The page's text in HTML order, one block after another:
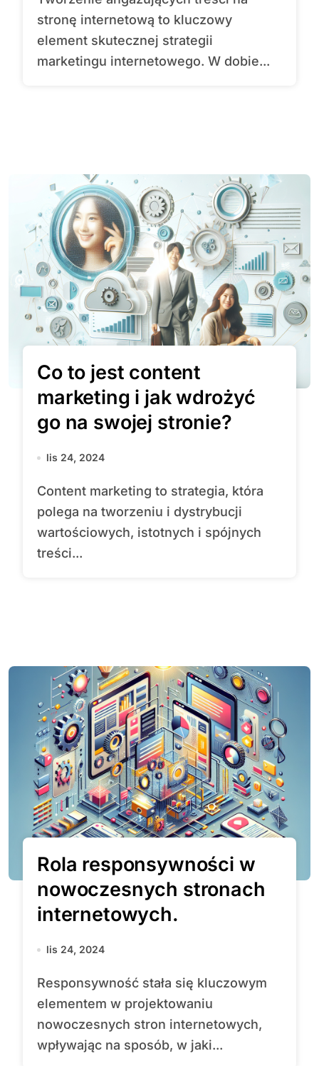
stronę internetową to kluczowy
element skutecznej strategii
marketingu internetowego. W dobie...
Co to jest content
marketing i jak wdrożyć
go na swojej stronie?
lis 24, 2024
Content marketing to strategia, która
polega na tworzeniu i dystrybucji
wartościowych, istotnych i spójnych
treści...
Rola responsywności w
nowoczesnych stronach
internetowych.
lis 24, 2024
Responsywność stała się kluczowym
elementem w projektowaniu
nowoczesnych stron internetowych,
wpływając na sposób, w jaki...